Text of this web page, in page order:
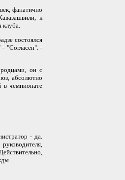
фанатично
к
клуба.
состоялся
- "Согласен". -
он с
абсолютно
в чемпионате
- да.